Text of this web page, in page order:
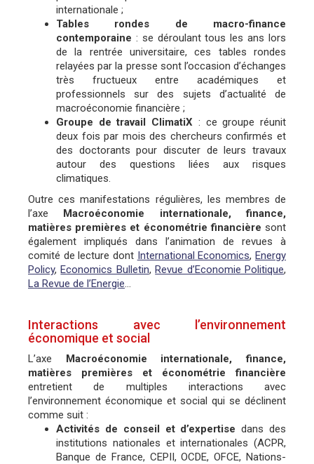
internationale ;
Tables rondes de macro-finance
contemporaine : se déroulant tous les ans lors
de la rentrée universitaire, ces tables rondes
relayées par la presse sont l’occasion d’échanges
très fructueux entre académiques et
professionnels sur des sujets d’actualité de
macroéconomie financière ;
Groupe de travail ClimatiX : ce groupe réunit
deux fois par mois des chercheurs confirmés et
des doctorants pour discuter de leurs travaux
autour des questions liées aux risques
climatiques.
Outre ces manifestations régulières, les membres de
l’axe Macroéconomie internationale, finance,
matières premières et économétrie financière sont
également impliqués dans l’animation de revues à
comité de lecture dont International Economics,Energy
Policy,Economics Bulletin,Revue d’Economie Politique,
La Revue de l’Energie…
Interactions avec l’environnement
économique et social
L’axe Macroéconomie internationale, finance,
matières premières et économétrie financière
entretient de multiples interactions avec
l’environnement économique et social qui se déclinent
comme suit :
Activités de conseil et d’expertise dans des
institutions nationales et internationales (ACPR,
Banque de France, CEPII, OCDE, OFCE, Nations-